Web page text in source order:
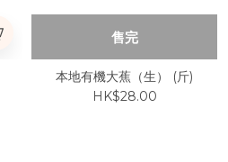
售完
本地有機大蕉（生） (斤)
HK$28.00